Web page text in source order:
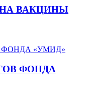
ВАКЦИНЫ
ФОНДА